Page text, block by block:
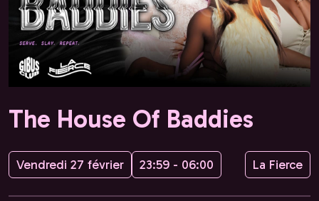
The House Of Baddies
Vendredi 27 février 23:59 - 06:00 La Fierce